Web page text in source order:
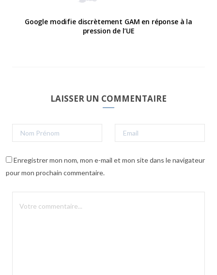
Google modifie discrètement GAM en réponse à la
pression de l’UE
LAISSER UN COMMENTAIRE
Enregistrer mon nom, mon e-mail et mon site dans le navigateur
pour mon prochain commentaire.